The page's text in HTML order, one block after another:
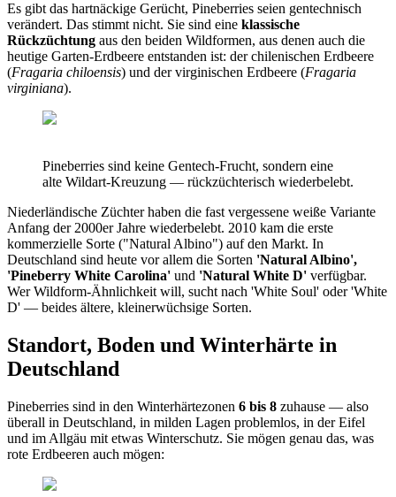
Es gibt das hartnäckige Gerücht, Pineberries seien gentechnisch
verändert. Das stimmt nicht. Sie sind eine klassische
Rückzüchtung aus den beiden Wildformen, aus denen auch die
heutige Garten-Erdbeere entstanden ist: der chilenischen Erdbeere
(Fragaria chiloensis) und der virginischen Erdbeere (Fragaria
virginiana).
Pineberries sind keine Gentech-Frucht, sondern eine
alte Wildart-Kreuzung — rückzüchterisch wiederbelebt.
Niederländische Züchter haben die fast vergessene weiße Variante
Anfang der 2000er Jahre wiederbelebt. 2010 kam die erste
kommerzielle Sorte ("Natural Albino") auf den Markt. In
Deutschland sind heute vor allem die Sorten 'Natural Albino',
'Pineberry White Carolina' und 'Natural White D' verfügbar.
Wer Wildform-Ähnlichkeit will, sucht nach 'White Soul' oder 'White
D' — beides ältere, kleinerwüchsige Sorten.
Standort, Boden und Winterhärte in
Deutschland
Pineberries sind in den Winterhärtezonen 6 bis 8 zuhause — also
überall in Deutschland, in milden Lagen problemlos, in der Eifel
und im Allgäu mit etwas Winterschutz. Sie mögen genau das, was
rote Erdbeeren auch mögen: